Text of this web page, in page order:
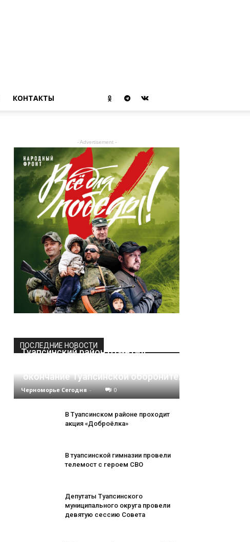
КОНТАКТЫ
- Advertisement -
ПОСЛЕДНИЕ НОВОСТИ
Туапсинский район отметил
окончание Туапсинской оборонительной операции
Черноморье Сегодня - 0
В Туапсинском районе проходит
акция «Доброёлка»
В туапсинской гимназии провели
телемост с героем СВО
Депутаты Туапсинского
муниципального округа провели
девятую сессию Совета